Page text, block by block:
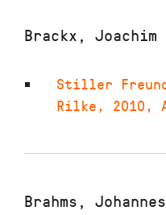
Brackx, Joachim
Stiller
Rilke, 2010,
Brahms,